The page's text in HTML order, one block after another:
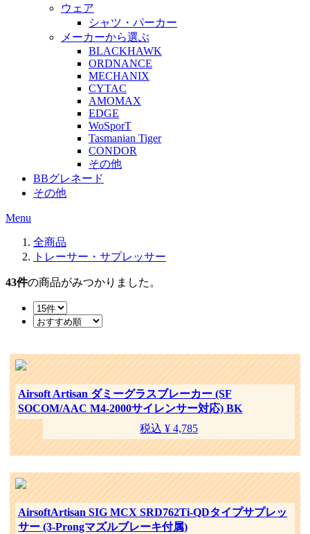
ウェア
シャツ・パーカー
メーカーから選ぶ
BLACKHAWK
ORDNANCE
MECHANIX
CYTAC
AMOMAX
EDGE
WoSporT
Tasmanian Tiger
CONDOR
その他
BBグレネード
その他
Menu
全商品
トレーサー・サプレッサー
43件の商品がみつかりました。
Airsoft Artisan ダミーグラスブレーカー (SF
SOCOM/AAC M4-2000サイレンサー対応) BK
税込 ¥ 4,785
AirsoftArtisan SIG MCX SRD762Ti-QDタイプサプレッ
サー (3-Prongマズルブレーキ付属)